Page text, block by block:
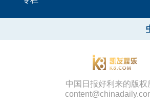
中国日报好利来的版权